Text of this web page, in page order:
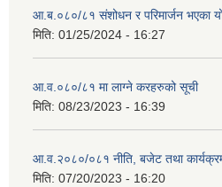
आ.ब.०८०/८१ संशोधन र परिमार्जन भएका
मिति: 01/25/2024 - 16:27
आ.व.०८०/८१ मा लाग्ने करहरुको सूची
मिति: 08/23/2023 - 16:39
आ.व.२०८०/०८१ नीति, बजेट तथा
मिति: 07/20/2023 - 16:20